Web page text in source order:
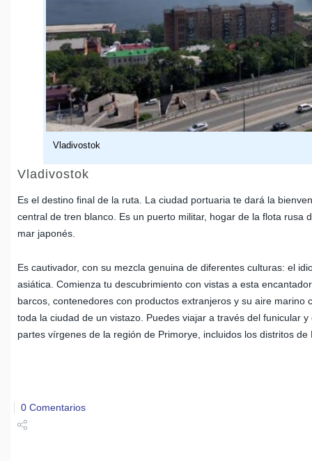
Vladivostok
Vladivostok
Es el destino final de la ruta. La ciudad portuaria te dará la
central de tren blanco. Es un puerto militar, hogar de la flota rusa
mar japonés.
Es cautivador, con su mezcla genuina de diferentes culturas: el
asiática. Comienza tu descubrimiento con vistas a esta
barcos, contenedores con productos extranjeros y su aire
toda la ciudad de un vistazo. Puedes viajar a través del funicular
partes vírgenes de la región de Primorye, incluidos los distritos de
0 Comentarios